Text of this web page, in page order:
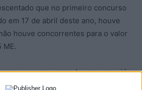
que no primeiro concurso
em 17 de abril deste ano, houve
houve concorrentes para o valor
ME.
com um segundo concurso, já
República, tendo aumentado a